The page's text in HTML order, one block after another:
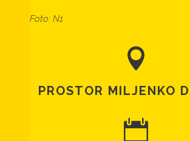
Foto: N1
PROSTOR MILJENKO